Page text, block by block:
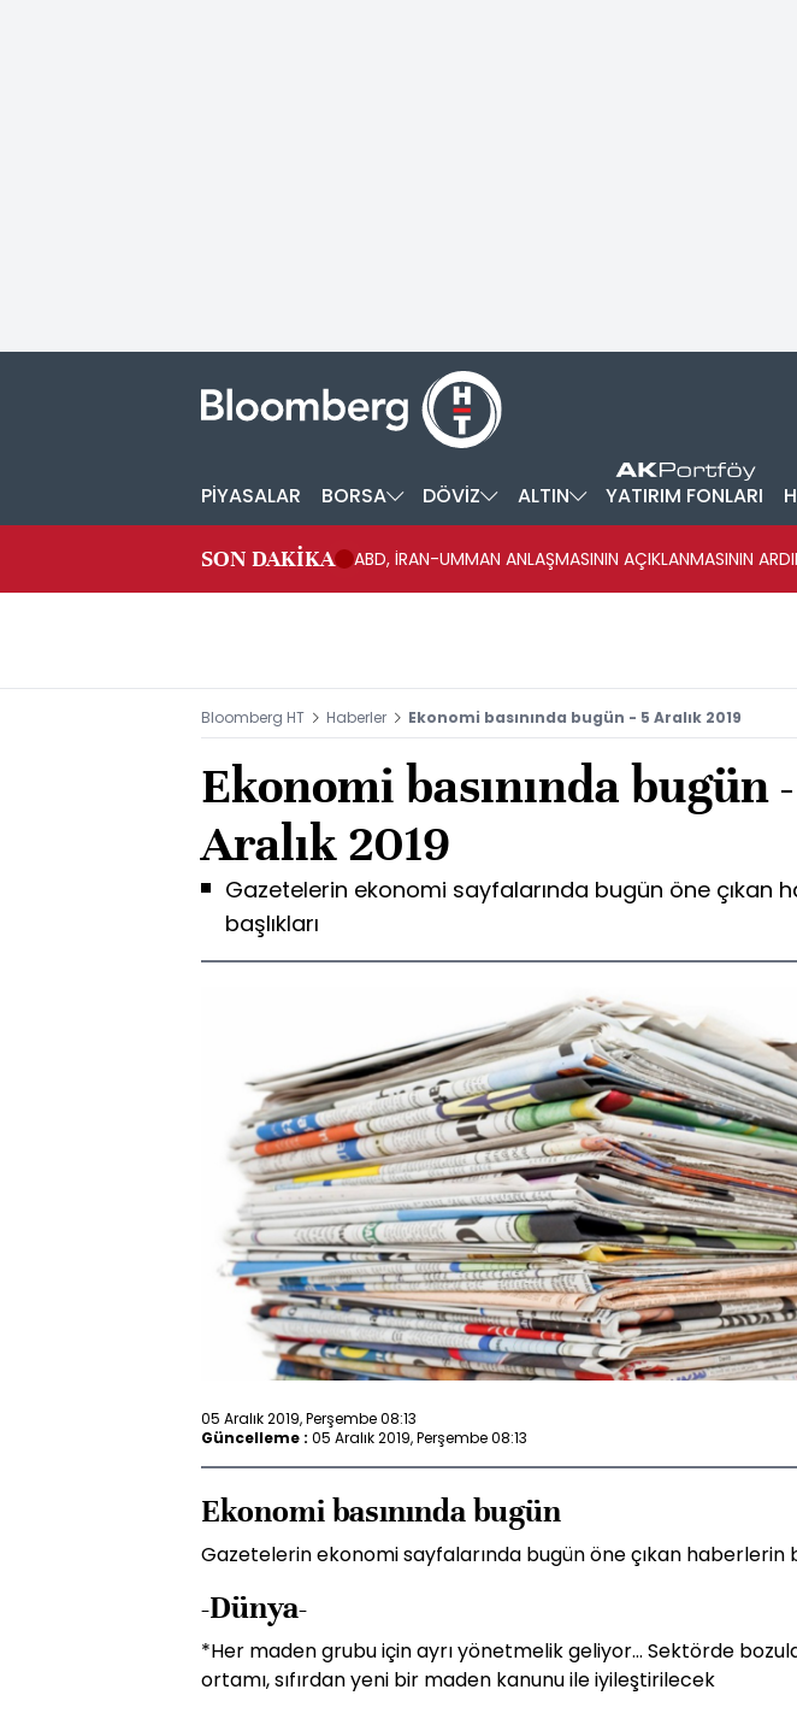
PİYASALAR BORSA DÖVİZ ALTIN YATIRIM FONLARI
SON DAKİKA ABD, İRAN-UMMAN ANLAŞMASININ AÇIKLANMASININ
Bloomberg HT Haberler Ekonomi basınında bugün - 5 Aralık 2019
Ekonomi basınında bugün
Aralık 2019
Gazetelerin ekonomi sayfalarında bugün öne çıkan
başlıkları
05 Aralık 2019, Perşembe 08:13
Güncelleme : 05 Aralık 2019, Perşembe 08:13
Ekonomi basınında bugün
Gazetelerin ekonomi sayfalarında bugün öne çıkan haberlerin
-Dünya-
*Her maden grubu için ayrı yönetmelik geliyor... Sektörde
ortamı, sıfırdan yeni bir maden kanunu ile iyileştirilecek